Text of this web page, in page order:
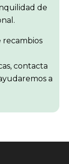
de
recambios
contacta
a